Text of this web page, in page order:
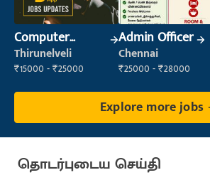
Computer
Operator
Thirunelveli
₹15000 - ₹25000
Admin Officer
Chennai
₹25000 - ₹28000
Explore more jobs
தொடர்புடைய செய்தி